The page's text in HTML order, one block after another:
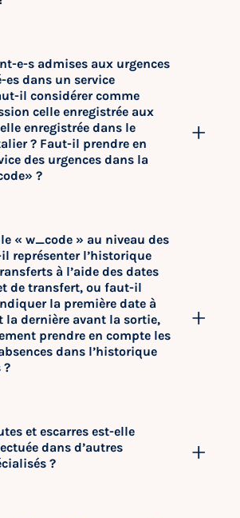
e-s admises aux urgences
dans un service
il considérer comme
celle enregistrée aux
enregistrée dans le
? Faut-il prendre en
des urgences dans la
?
« w_code » au niveau des
représenter l’historique
à l’aide des dates
de transfert, ou faut-il
la première date à
la dernière avant la sortie,
prendre en compte les
dans l’historique
?
et escarres est-elle
dans d’autres
?